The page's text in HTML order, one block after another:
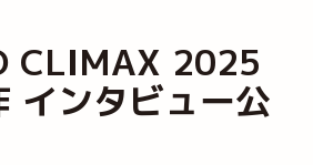
CLIMAX 2025
インタビュー公